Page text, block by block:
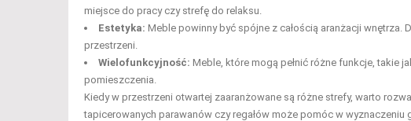
miejsce do pracy czy strefę do relaksu.
Estetyka: Meble powinny być spójne z całością aranżacji wnętrza.
przestrzeni.
Wielofunkcyjność: Meble, które mogą pełnić różne funkcje, takie
pomieszczenia.
Kiedy w przestrzeni otwartej zaaranżowane są różne strefy, warto
tapicerowanych parawanów czy regałów może pomóc w wyznaczeniu